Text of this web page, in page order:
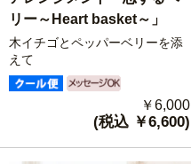
リー～Heart basket～」
木イチゴとペッパーベリーを添
えて
￥6,000
(税込 ￥6,600)